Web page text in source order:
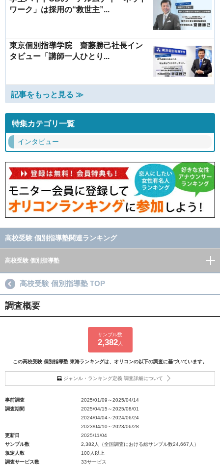
ワーク」は採用の“救世主”...
東京個別指導学院 齋藤勝己社長イン
タビュー「講師一人ひとり...
記事をもっと見る ≫
特集カテゴリ一覧
インタビュー
高校受験 個別指導塾関連ランキング
高校受験 個別指導塾
高校受験 個別指導塾 TOP
調査概要
サンプル数
2,382人
この高校受験 個別指導塾 東海ランキングは、オリコンの以下の調査に基づいています。
ジャンル・ランキング定義 調査詳細について
事前調査
2025/01/09～2025/04/14
調査期間
2025/04/15～2025/08/01
2024/04/04～2024/06/24
2023/04/10～2023/06/28
更新日
2025/11/04
サンプル数
2,382人（全国調査における総サンプル数24,667人）
規定人数
100人以上
調査サービス数
33サービス